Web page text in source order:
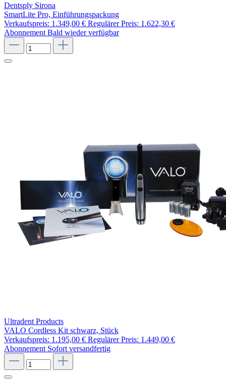
Dentsply Sirona
SmartLite Pro, Einführungspackung
Verkaufspreis: 1.349,00 € Regulärer Preis: 1.622,30 €
Abonnement Bald wieder verfügbar
Ultradent Products
VALO Cordless Kit schwarz, Stück
Verkaufspreis: 1.195,00 € Regulärer Preis: 1.449,00 €
Abonnement Sofort versandfertig